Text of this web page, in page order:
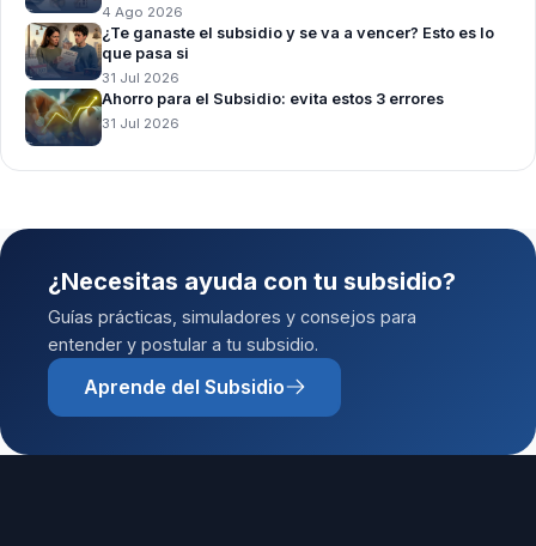
4 Ago 2026
¿Te ganaste el subsidio y se va a vencer? Esto es lo
que pasa si
31 Jul 2026
Ahorro para el Subsidio: evita estos 3 errores
31 Jul 2026
¿Necesitas ayuda con tu subsidio?
Guías prácticas, simuladores y consejos para
entender y postular a tu subsidio.
Aprende del Subsidio